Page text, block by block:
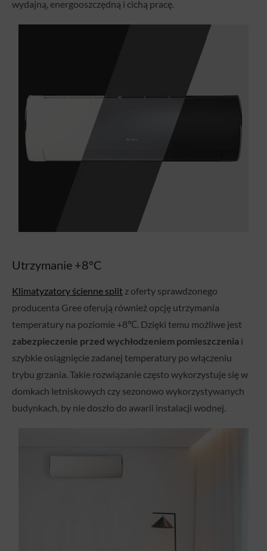
wydajną, energooszczędną i cichą pracę.
Utrzymanie +8°C
Klimatyzatory ścienne split z oferty sprawdzonego
producenta Gree oferują również opcję utrzymania
temperatury na poziomie +8℃. Dzięki temu możliwe jest
zabezpieczenie przed wychłodzeniem pomieszczenia i
szybkie osiągnięcie zadanej temperatury po włączeniu
trybu grzania. Takie rozwiązanie często wykorzystuje się w
domkach letniskowych czy sezonowo wykorzystywanych
budynkach, by nie doszło do awarii instalacji wodnej.